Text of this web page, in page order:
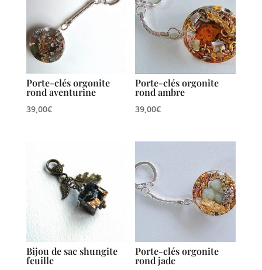
Porte-clés orgonite
rond aventurine
39,00€
Porte-clés orgonite
rond ambre
39,00€
Bijou de sac shungite
feuille
Porte-clés orgonite
rond jade